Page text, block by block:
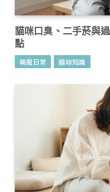
貓咪口臭、二手菸與
點
萌寵日常 貓咪知識